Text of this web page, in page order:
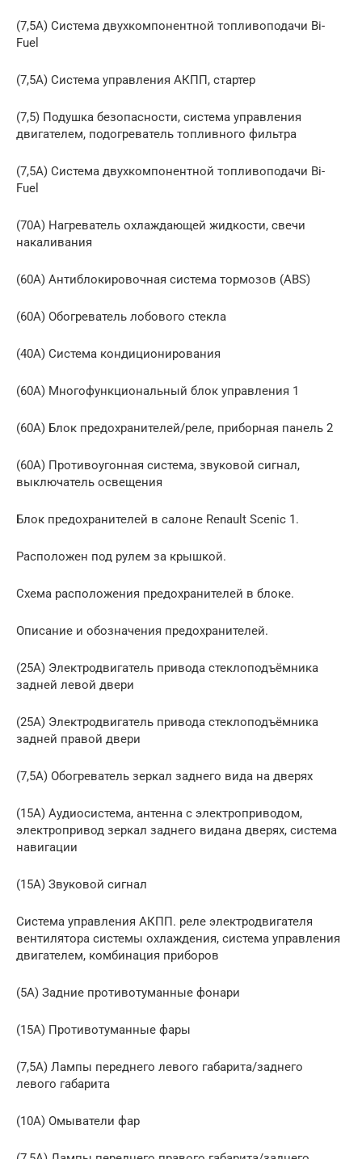
(7,5А) Система двухкомпонентной топливоподачи Bi-
Fuel
(7,5А) Система управления АКПП, стартер
(7,5) Подушка безопасности, система управления
двигателем, подогреватель топливного фильтра
(7,5А) Система двухкомпонентной топливоподачи Bi-
Fuel
(70А) Нагреватель охлаждающей жидкости, свечи
накаливания
(60А) Антиблокировочная система тормозов (ABS)
(60А) Обогреватель лобового стекла
(40А) Система кондиционирования
(60А) Многофункциональный блок управления 1
(60А) Блок предохранителей/реле, приборная панель 2
(60A) Противоугонная система, звуковой сигнал,
выключатель освещения
Блок предохранителей в салоне Renault Scenic 1.
Расположен под рулем за крышкой.
Схема расположения предохранителей в блоке.
Описание и обозначения предохранителей.
(25A) Электродвигатель привода стеклоподъёмника
задней левой двери
(25A) Электродвигатель привода стеклоподъёмника
задней правой двери
(7,5A) Обогреватель зеркал заднего вида на дверях
(15A) Аудиосистема, антенна с электроприводом,
электропривод зеркал заднего видана дверях, система
навигации
(15A) Звуковой сигнал
Система управления АКПП. реле электродвигателя
вентилятора системы охлаждения, система управления
двигателем, комбинация приборов
(5A) Задние противотуманные фонари
(15A) Противотуманные фары
(7,5A) Лампы переднего левого габарита/заднего
левого габарита
(10A) Омыватели фар